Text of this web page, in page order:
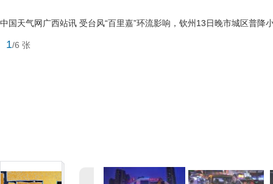
1/6 张
中国天气网广西站讯 受台风“百里嘉”环流影响，钦州13日晚市城区普